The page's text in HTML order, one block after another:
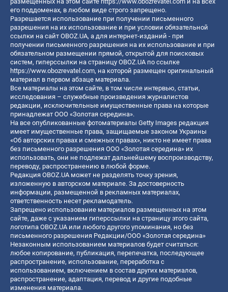
его поддоменах, в любом виде строго запрещено.
Разрешается использование при получении письменного
разрешения на их использование и при условии обязательной
ссылки на сайт OBOZ.UA, а для интернет-изданий - при
получении письменного разрешения на их использование и при
обязательном размещении прямой, открытой для поисковых
систем, гиперссылки на страницу OBOZ.UA по ссылке
https://www.obozrevatel.com, на которой размещен оригинальный
материал в первом абзаце материала.
Все материалы на этом сайте, в том числе интервью, статьи,
исследования – служебные произведения журналистов
редакции, исключительные имущественные права на которые
принадлежат ООО «Золотая середина».
На все опубликованные фотоматериалы Getty Images редакция
имеет имущественные права, защищаемые законом Украины
«Об авторских правах и смежных правах», никто не имеет права
без письменного разрешения ООО «Золотая середина» их
использовать, они не подлежат дальнейшему воспроизводству,
переводу, распространению в любой форме.
Редакция OBOZ.UA может не разделять точку зрения,
изложенную в авторском материале. За достоверность
информации, размещенной в рекламных материалах,
ответственность несет рекламодатель.
Запрещено использование материалов размещенных на этом
сайте, даже с указанием гиперссылки на страницу этого сайта,
логотипа OBOZ.UA или любого другого упоминания, но без
письменного разрешения Редакции/ООО «Золотая середина»
Незаконным использованием материалов будет считаться:
любое копирование, публикация, перепечатка, последующее
распространение, использование, переработка с
использованием, включением в состав других материалов,
распространение, адаптация, перевод и другие подобные
изменения материала.